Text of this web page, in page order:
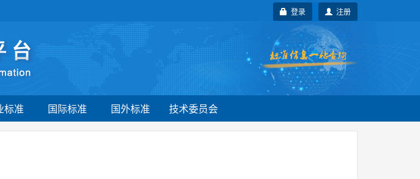
注册
登录
标准 国际标准 国外标准 技术委员会